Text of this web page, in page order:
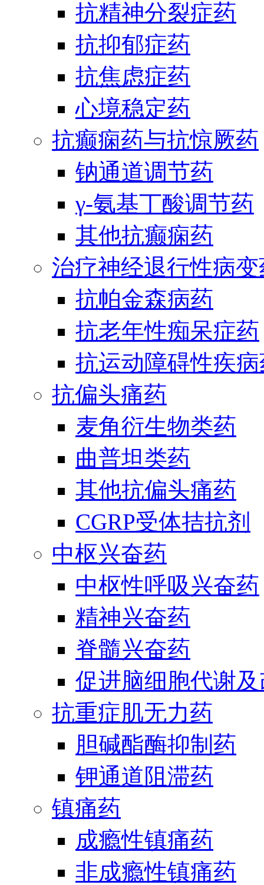
抗精神分裂症药
抗抑郁症药
抗焦虑症药
心境稳定药
抗癫痫药与抗惊厥药
钠通道调节药
γ-氨基丁酸调节药
其他抗癫痫药
治疗神经退行性病
抗帕金森病药
抗老年性痴呆症药
抗运动障碍性疾
抗偏头痛药
麦角衍生物类药
曲普坦类药
其他抗偏头痛药
CGRP受体拮抗剂
中枢兴奋药
中枢性呼吸兴奋药
精神兴奋药
脊髓兴奋药
促进脑细胞代谢
抗重症肌无力药
胆碱酯酶抑制药
钾通道阻滞药
镇痛药
成瘾性镇痛药
非成瘾性镇痛药